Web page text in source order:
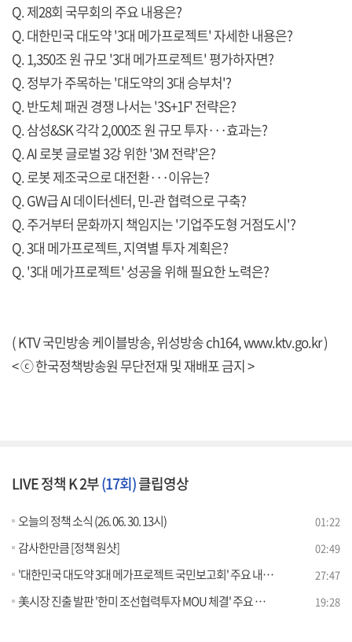
Q. 제28회 국무회의 주요 내용은?
Q. 대한민국 대도약 '3대 메가프로젝트' 자세한 내용은?
Q. 1,350조 원 규모 '3대 메가프로젝트' 평가하자면?
Q. 정부가 주목하는 '대도약의 3대 승부처'?
Q. 반도체 패권 경쟁 나서는 '3S+1F' 전략은?
Q. 삼성&SK 각각 2,000조 원 규모 투자···효과는?
Q. AI 로봇 글로벌 3강 위한 '3M 전략'은?
Q. 로봇 제조국으로 대전환···이유는?
Q. GW급 AI 데이터센터, 민-관 협력으로 구축?
Q. 주거부터 문화까지 책임지는 '기업주도형 거점도시'?
Q. 3대 메가프로젝트, 지역별 투자 계획은?
Q. '3대 메가프로젝트' 성공을 위해 필요한 노력은?
( KTV 국민방송 케이블방송, 위성방송 ch164,www.ktv.go.kr)
< ⓒ 한국정책방송원 무단전재 및 재배포 금지 >
LIVE 정책 K 2부(17회)클립영상
오늘의 정책 소식 (26. 06. 30. 13시) 01:22
감사한만큼 [정책 원샷] 02:49
'대한민국 대도약 3대 메가프로젝트 국민보고회' 주요 내용은? [정.주.행] 27:47
美시장 진출 발판 '한미 조선협력투자 MOU 체결' 주요 내용은? [K-정책 사용법] 19:28